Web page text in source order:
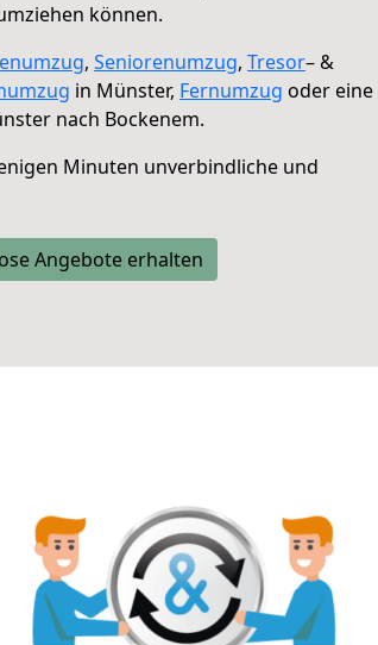
können.
, Seniorenumzug, Tresor– &
in Münster, Fernumzug oder eine
nach Bockenem.
Minuten unverbindliche und
Angebote erhalten